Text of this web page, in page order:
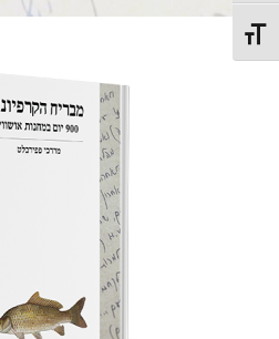
מתג גודל גופן